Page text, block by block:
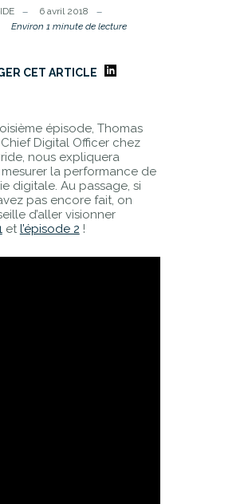
6 avril 2018
Environ 1 minute de lecture
CET ARTICLE
épisode, Thomas
Digital Officer chez
nous expliquera
la performance de
digitale. Au passage, si
pas encore fait, on
d’aller visionner
etl’épisode 2 !